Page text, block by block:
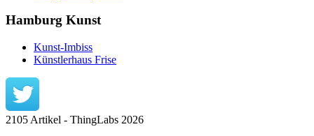
Hamburg Kunst
Kunst-Imbiss
Künstlerhaus Frise
2105 Artikel - ThingLabs 2026